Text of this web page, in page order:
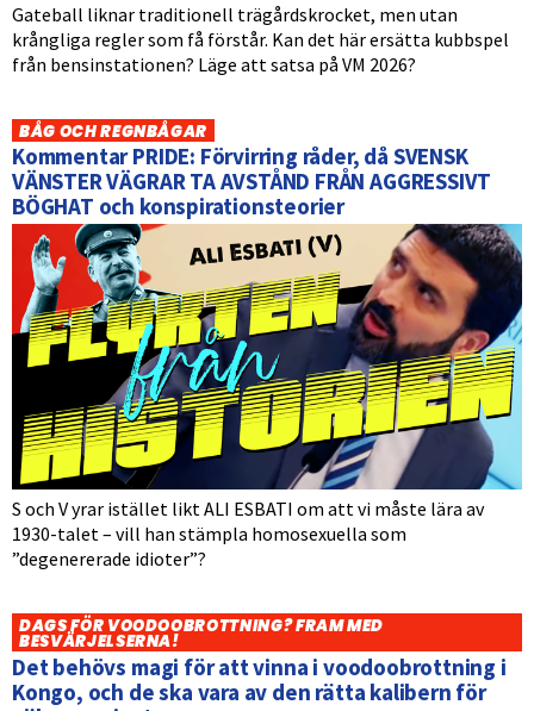
Gateball liknar traditionell trägårdskrocket, men utan
krångliga regler som få förstår. Kan det här ersätta kubbspel
från bensinstationen? Läge att satsa på VM 2026?
BÅG OCH REGNBÅGAR
Kommentar PRIDE: Förvirring råder, då SVENSK
VÄNSTER VÄGRAR TA AVSTÅND FRÅN AGGRESSIVT
BÖGHAT och konspirationsteorier
S och V yrar istället likt ALI ESBATI om att vi måste lära av
1930-talet – vill han stämpla homosexuella som
”degenererade idioter”?
DAGS FÖR VOODOOBROTTNING? FRAM MED
BESVÄRJELSERNA!
Det behövs magi för att vinna i voodoobrottning i
Kongo, och de ska vara av den rätta kalibern för